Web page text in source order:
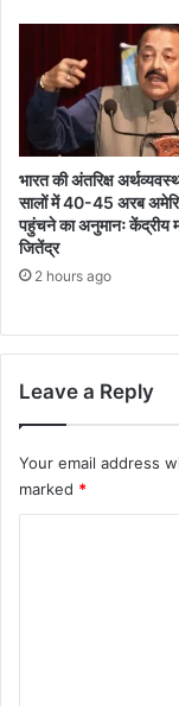
भारत की अंतरिक्ष
सालों में 40-45 अरब
पहुंचने का अनुमानः केंद्रीय
जितेंद्र
2 hours ago
Leave a Reply
Your email address
marked *